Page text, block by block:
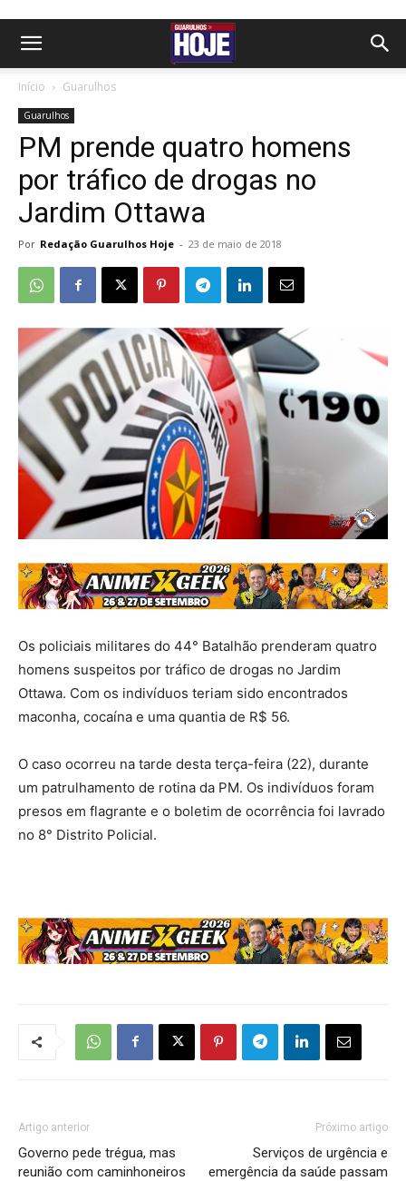
Início Guarulhos
Guarulhos
PM prende quatro homens
por tráfico de drogas no
Jardim Ottawa
Por Redação Guarulhos Hoje - 23 de maio de 2018
Os policiais militares do 44° Batalhão prenderam quatro
homens suspeitos por tráfico de drogas no Jardim
Ottawa. Com os indivíduos teriam sido encontrados
maconha, cocaína e uma quantia de R$ 56.
O caso ocorreu na tarde desta terça-feira (22), durante
um patrulhamento de rotina da PM. Os indivíduos foram
presos em flagrante e o boletim de ocorrência foi lavrado
no 8° Distrito Policial.
Artigo anterior
Governo pede trégua, mas
reunião com caminhoneiros
Próximo artigo
Serviços de urgência e
emergência da saúde passam